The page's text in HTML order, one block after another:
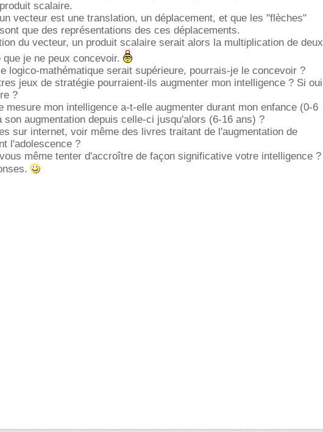
scalaire.
vecteur est une translation, un déplacement, et que les "flèches"
que des représentations des ces déplacements.
du vecteur, un produit scalaire serait alors la multiplication de deux
je ne peux concevoir.
logico-mathématique serait supérieure, pourrais-je le concevoir ?
jeux de stratégie pourraient-ils augmenter mon intelligence ? Si oui
?
mesure mon intelligence a-t-elle augmenter durant mon enfance (0-6
son augmentation depuis celle-ci jusqu'alors (6-16 ans) ?
sur internet, voir même des livres traitant de l'augmentation de
l'adolescence ?
même tenter d'accroître de façon significative votre intelligence ?